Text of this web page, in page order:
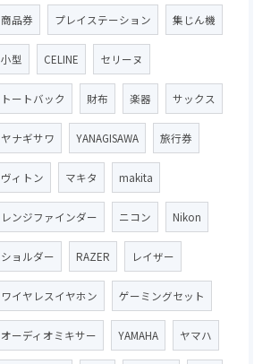
商品券 プレイステーション 集じん機
小型 CELINE セリーヌ
トートバック 財布 楽器 サックス
ヤナギサワ YANAGISAWA 旅行券
ヴィトン マキタ makita
レンジファインダー ニコン Nikon
ショルダー RAZER レイザー
ワイヤレスイヤホン ゲーミングセット
オーディオミキサー YAMAHA ヤマハ